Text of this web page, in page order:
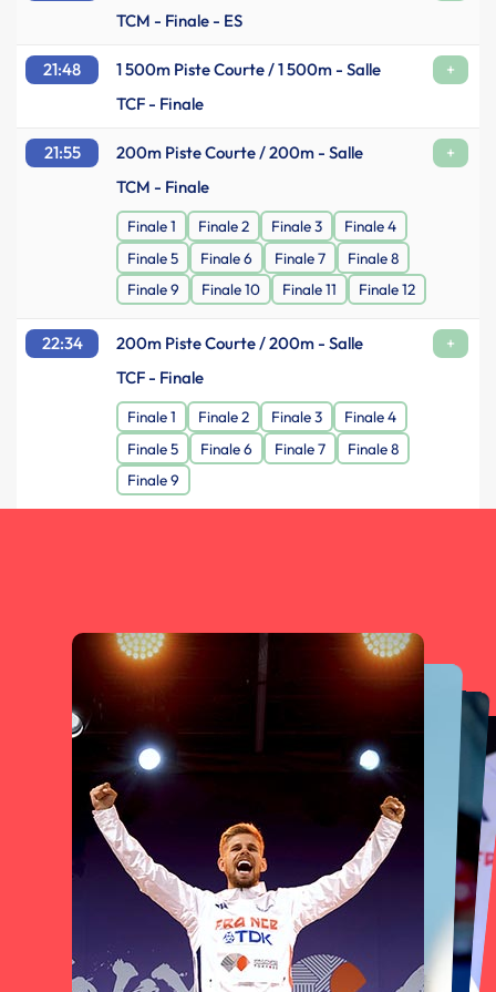
TCM - Finale - ES
21:48 1 500m Piste Courte / 1 500m - Salle
+
TCF - Finale
21:55 200m Piste Courte / 200m - Salle
+
TCM - Finale
Finale 1 Finale 2 Finale 3
Finale 4
Finale 5
Finale 6 Finale 7
Finale 8
Finale 9
Finale 10 Finale 11 Finale 12
22:34 200m Piste Courte / 200m - Salle
+
TCF - Finale
Finale 1 Finale 2 Finale 3
Finale 4
Finale 5
Finale 6 Finale 7
Finale 8
Finale 9